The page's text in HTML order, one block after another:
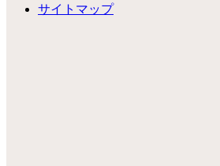
サイトマップ